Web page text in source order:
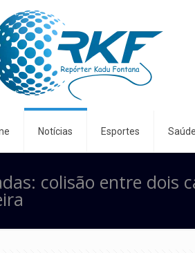
Notícias Esportes
colisão entre dois